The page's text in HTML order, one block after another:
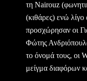
τη Nairouz
(κιθάρες) ενώ
προσχώρησαν οι
Φώτης
το όνομά τους, οι
μείγμα διαφόρων